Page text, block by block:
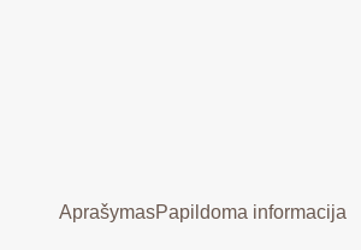
AprašymasPapildoma informacija